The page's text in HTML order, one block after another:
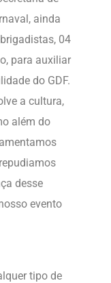
ainda
04
para auxiliar
do GDF.
a cultura,
além do
desse
evento
tipo de